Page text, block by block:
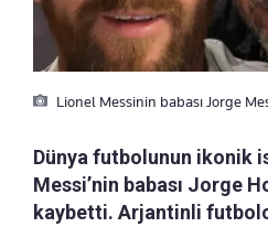
Lionel Messinin babası Jorge
Dünya futbolunun ikonik
Messi’nin babası Jorge
kaybetti. Arjantinli